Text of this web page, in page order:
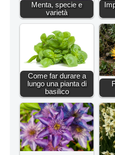
Menta, specie e
varietà
Come far durare a
lungo una pianta di
basilico